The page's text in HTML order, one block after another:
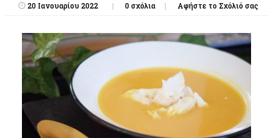
20 Ιανουαρίου 2022 0 σχόλια Αφήστε το Σχόλιό σας